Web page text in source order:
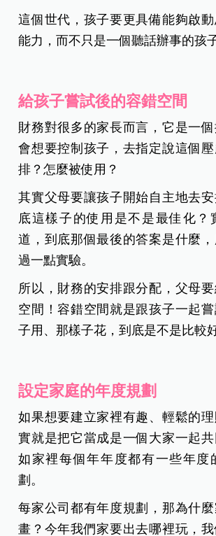
這個世代，孩子要更具備能夠啟
能力，而不只是一個聽話辦事的孩子
給孩子嘗試後的容錯空間
財務對很多的家長而言，它是一
會想要控制孩子，去指定說這個
排？怎麼被使用？
其實父母要讓孩子開始自主地去
底這樣子的使用是不是最佳化？
道，到底那個最後的答案是什麼
過一點實驗。
所以，財務的安排跟分配，父母
空間！容錯空間就是跟孩子一起
子用、那樣子花，到底是不是比較
設定家庭的年度規劃
如果想要建立家裡有趣、輕鬆的
實就是把它當成是一個大家一起
如家裡每個年年度都有一些年度
劃。
每家公司都有年度規劃，那為什
畫？今年我們家要出去哪裡玩，